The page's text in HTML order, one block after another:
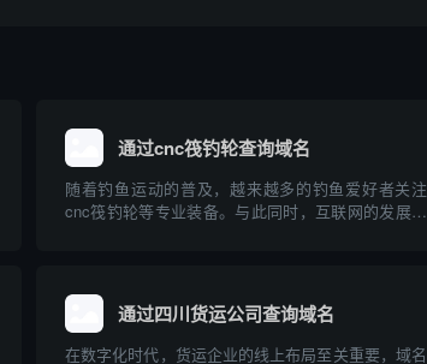
通过cnc筏钓轮查询域名
随着钓鱼运动的普及，越来越多的钓鱼爱好者关注
cnc筏钓轮等专业装备。与此同时，互联网的发展使
品牌构...通过四川货运公司查询域名
在数字化时代，货运企业的线上布局至关重要，域名